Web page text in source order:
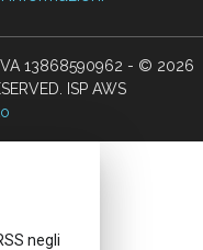
13868590962 - © 2026
ISP AWS
negli